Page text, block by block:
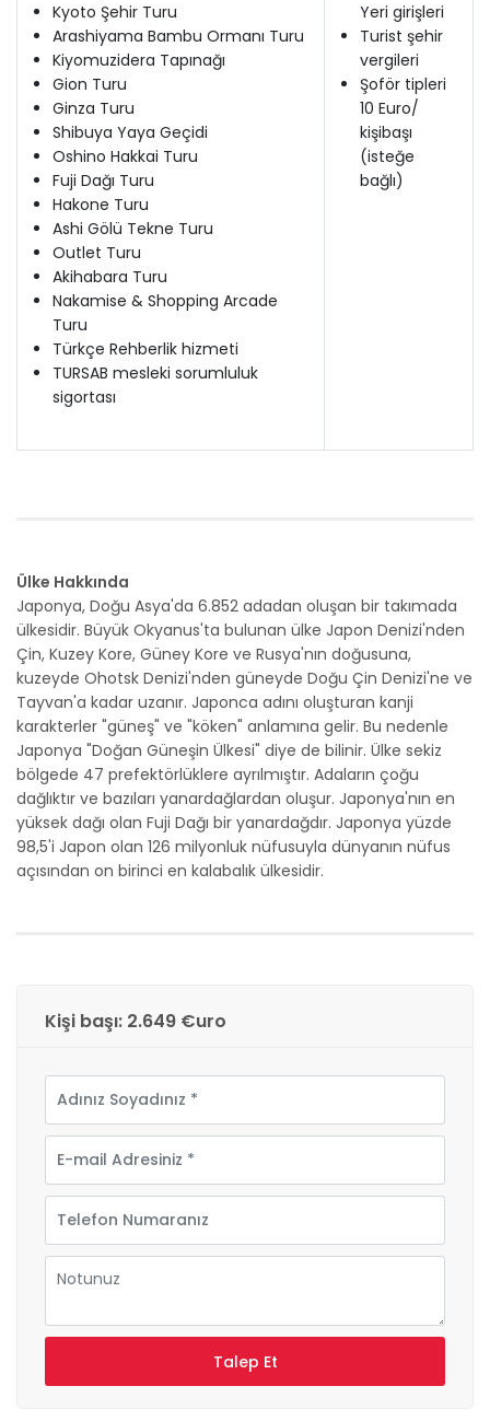
Kyoto Şehir Turu
Arashiyama Bambu Ormanı Turu
Kiyomuzidera Tapınağı
Gion Turu
Ginza Turu
Shibuya Yaya Geçidi
Oshino Hakkai Turu
Fuji Dağı Turu
Hakone Turu
Ashi Gölü Tekne Turu
Outlet Turu
Akihabara Turu
Nakamise & Shopping Arcade
Turu
Türkçe Rehberlik hizmeti
TURSAB mesleki sorumluluk
sigortası
Yeri girişleri
Turist şehir
vergileri
Şoför tipleri
10 Euro/
kişibaşı
(isteğe
bağlı)
Ülke Hakkında
Japonya, Doğu Asya'da 6.852 adadan oluşan bir takımada
ülkesidir. Büyük Okyanus'ta bulunan ülke Japon Denizi'nden
Çin, Kuzey Kore, Güney Kore ve Rusya'nın doğusuna,
kuzeyde Ohotsk Denizi'nden güneyde Doğu Çin Denizi'ne ve
Tayvan'a kadar uzanır. Japonca adını oluşturan kanji
karakterler "güneş" ve "köken" anlamına gelir. Bu nedenle
Japonya "Doğan Güneşin Ülkesi" diye de bilinir. Ülke sekiz
bölgede 47 prefektörlüklere ayrılmıştır. Adaların çoğu
dağlıktır ve bazıları yanardağlardan oluşur. Japonya'nın en
yüksek dağı olan Fuji Dağı bir yanardağdır. Japonya yüzde
98,5'i Japon olan 126 milyonluk nüfusuyla dünyanın nüfus
açısından on birinci en kalabalık ülkesidir.
Kişi başı: 2.649 €uro